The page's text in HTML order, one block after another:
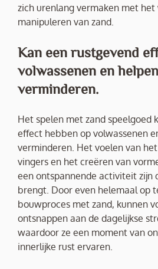
zich urenlang vermaken met het
manipuleren van zand.
Kan een rustgevend
volwassenen en
verminderen.
Het spelen met zand speelgoed
effect hebben op volwassenen
verminderen. Het voelen van
vingers en het creëren van
een ontspannende activiteit zijn
brengt. Door even helemaal op
bouwproces met zand, kunnen
ontsnappen aan de dagelijkse
waardoor ze een moment van
innerlijke rust ervaren.